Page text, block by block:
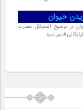
حیوان
در توضیح المسائل حضرت
قدس سره